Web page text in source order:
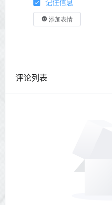
记住信息
添加表情
评论列表